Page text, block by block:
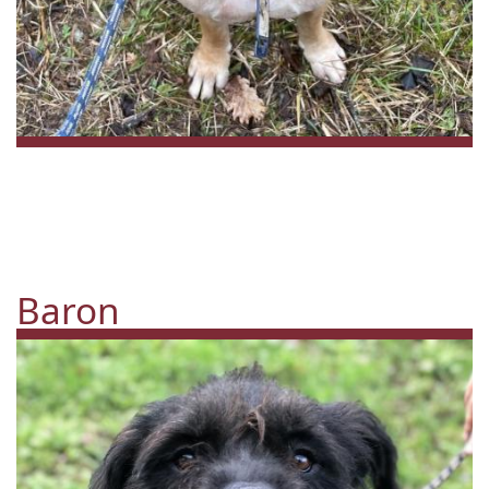
Baron